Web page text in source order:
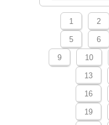
1 2
5 6
9 10
13
16
19